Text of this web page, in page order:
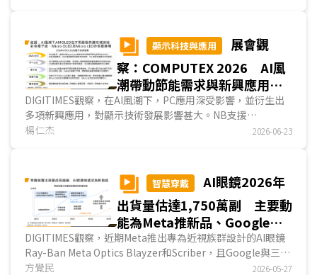
也顯露台系業者看好市場並積極布局智慧眼鏡 領域。...
顯示科技與應用
展會觀
察：COMPUTEX 2026 AI風
潮帶動節能需求與新興應用
提升AMOLED在PC市佔並擴大
電子紙和微顯示器商機
DIGITIMES觀察，在AI風潮下，PC應用深受影響，並衍生出
多項新興應用，對顯示技術發展影響甚大。NB支援
OpenClaw AI功能，對算力與節能要求趨嚴，有利於廠商改採
板節能需求趨嚴，有利彩色電子紙發展；AI雙向翻譯器提升透
明顯示器需求；AR眼鏡沉浸式視覺，提升微顯示器發展；而
無人機與人形機器人則創造無人機控制器與改善機器人手部感
測能力的需求。...
楊仁杰 2026-06-23
智慧穿戴
AI眼鏡2026年
出貨量估達1,750萬副 主要動
能為Meta推新品、Google入
局、中系品牌積極出海
DIGITIMES觀察，近期Meta推出專為近視族群設計的AI眼鏡
Ray-Ban Meta Optics Blayzer和Scriber，且Google與三星
聯合Gentle Monster、Warby Parker推出AI眼鏡，加上中系
方覺民 2026-05-27